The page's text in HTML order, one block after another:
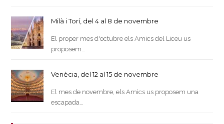
Milà i Torí, del 4 al 8 de novembre
El proper mes d'octubre els Amics del Liceu us
proposem…
Venècia, del 12 al 15 de novembre
El mes de novembre, els Amics us proposem una
escapada…